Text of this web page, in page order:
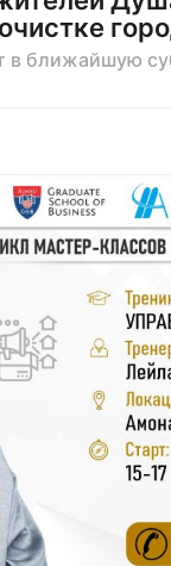
в ближайшую